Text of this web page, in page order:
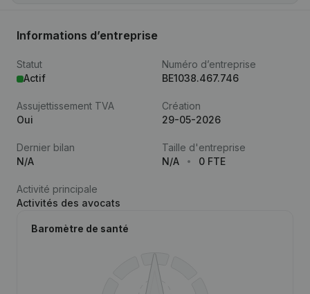
Informations d’entreprise
Statut
Actif
Numéro d’entreprise
BE1038.467.746
Assujettissement TVA
Oui
Création
29-05-2026
Dernier bilan
N/A
Taille d'entreprise
N/A
0 FTE
Activité principale
Activités des avocats
Baromètre de santé